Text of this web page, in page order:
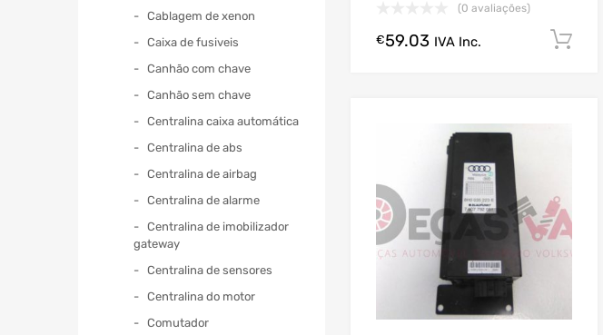
(0 avaliações)
€59.03 IVA Inc.
Cablagem de xenon
Caixa de fusiveis
Canhão com chave
Canhão sem chave
Centralina caixa automática
Centralina de abs
Centralina de airbag
Centralina de alarme
Centralina de imobilizador
gateway
Centralina de sensores
Centralina do motor
Comutador